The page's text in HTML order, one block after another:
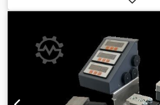
の横/垂直 接続：230V/1相、インバー
行）：700×1460×600mm 重量：
70×1,5mm 角管：50×50×3mm 丸棒
50×10mm アングルアイアン：
CE40M3D プロファイル用ユニバー
（例：フットコントロール付きコント
書 Crsdpsgi N Alsfx Acnjf 1セットの
丸い管1 1/2 "低印の仕事のための1つ